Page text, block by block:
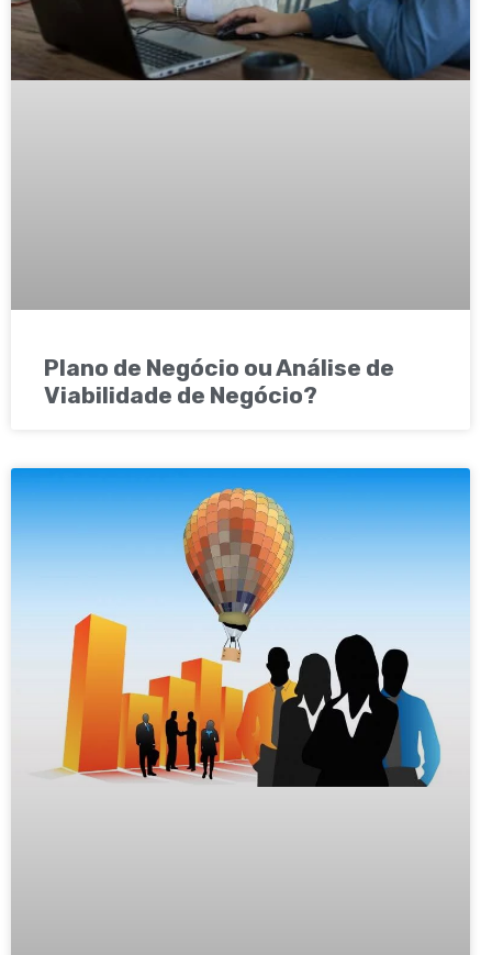
Plano de Negócio ou Análise de
Viabilidade de Negócio?